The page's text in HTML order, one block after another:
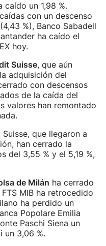
caído un 1,98 %.
con un descenso
%), Banco Sabadell
ha caído el
hoy.
Suisse, que aún
adquisición del
con descensos
de la caída del
valores han remontado
que llegaron a
han cerrado la
del 3,55 % y el 5,19 %,
de Milán ha cerrado
MIB ha retrocedido
ha perdido un
Popolare Emilia
Paschi Siena un
un 3,06 %.